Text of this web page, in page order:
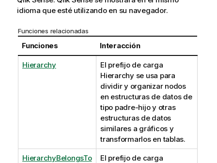
idioma que esté utilizando en su navegador.
Funciones relacionadas
Funciones Interacción
Hierarchy
El prefijo de carga
Hierarchy se usa para
dividir y organizar nodos
en estructuras de datos de
tipo padre-hijo y otras
estructuras de datos
similares a gráficos y
transformarlos en tablas.
HierarchyBelongsTo
El prefijo de carga